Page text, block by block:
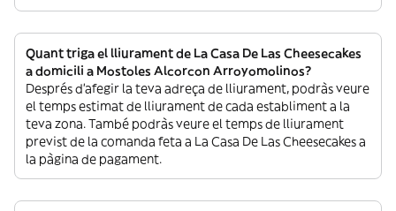
Quant triga el lliurament de La Casa De Las Cheesecakes
a domicili a Mostoles Alcorcon Arroyomolinos?
Després d’afegir la teva adreça de lliurament, podràs veure
el temps estimat de lliurament de cada establiment a la
teva zona. També podràs veure el temps de lliurament
previst de la comanda feta a La Casa De Las Cheesecakes a
la pàgina de pagament.